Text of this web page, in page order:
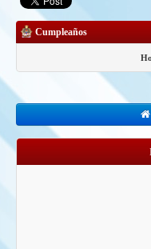
Cumpleaños